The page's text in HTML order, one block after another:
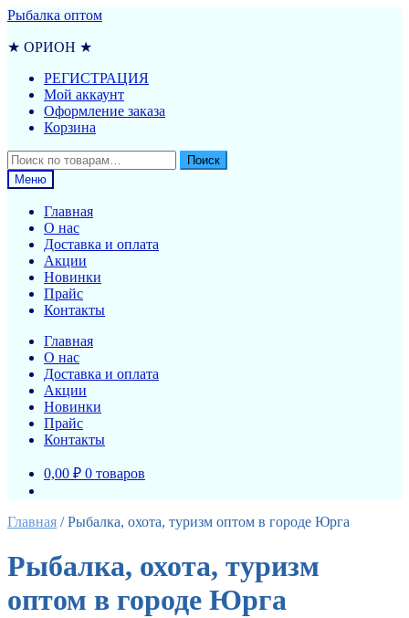
Перейти
навигации
Перейти
содержимому
Рыбалка оптом
★ ОРИОН ★
РЕГИСТРАЦИЯ
Мой аккаунт
Оформление заказа
Корзина
Искать:
Поиск
Меню
Главная
О нас
Доставка и оплата
Акции
Новинки
Прайс
Контакты
Главная
О нас
Доставка и оплата
Акции
Новинки
Прайс
Контакты
0,00 ₽ 0 товаров
Главная /Рыбалка, охота, туризм оптом в городе Юрга
Рыбалка, охота, туризм
оптом в городе Юрга